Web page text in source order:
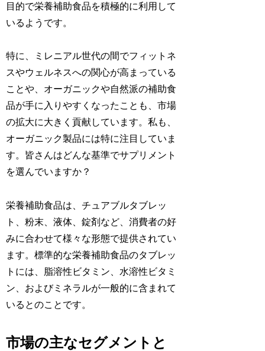
目的で栄養補助食品を積極的に利用して
いるようです。
特に、ミレニアル世代の間でフィットネ
スやウェルネスへの関心が高まっている
ことや、オーガニックや自然派の補助食
品が手に入りやすくなったことも、市場
の拡大に大きく貢献しています。私も、
オーガニック製品には特に注目していま
す。皆さんはどんな基準でサプリメント
を選んでいますか？
栄養補助食品は、チュアブルタブレッ
ト、粉末、液体、錠剤など、消費者の好
みに合わせて様々な形態で提供されてい
ます。標準的な栄養補助食品のタブレッ
トには、脂溶性ビタミン、水溶性ビタミ
ン、およびミネラルが一般的に含まれて
いるとのことです。
市場の主なセグメントと